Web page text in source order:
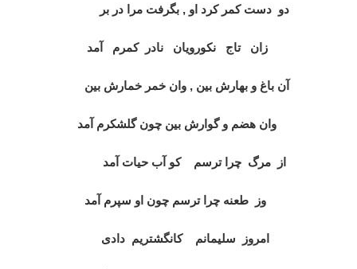
دو دست کمر کرد او , بگرفت مرا در بر
زان تاج نکورويان نادر کمرم آمد
آن باغ و بهارش بين , وان خمر خمارش بين
وان هضم و گوارش بين چون گلشکرم آمد
از مرگ چرا ترسم کو آب حيات آمد
وز طعنه چرا ترسم چون او سپرم آمد
امروز سليمانم کانگشتريم دادی